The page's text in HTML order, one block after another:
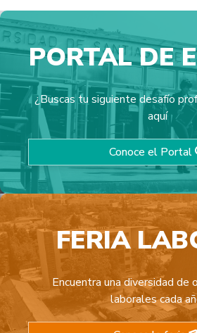
Fundación Networking
Organización digital, sin fines de lucro que
Empleabilidad para tod@s.
PORTAL DE
¿Buscas tu siguiente desafío
aquí
Conoce el Portal
FERIA
Encuentra una diversidad de
laborales cada